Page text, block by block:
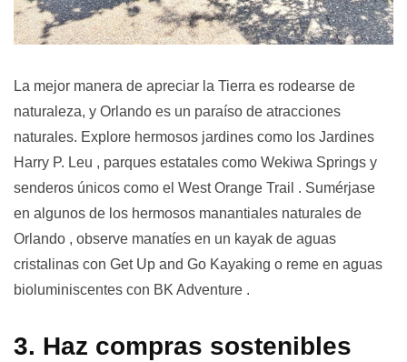
La mejor manera de apreciar la Tierra es rodearse de
naturaleza, y Orlando es un paraíso de atracciones
naturales. Explore hermosos jardines como los Jardines
Harry P. Leu , parques estatales como Wekiwa Springs y
senderos únicos como el West Orange Trail . Sumérjase
en algunos de los hermosos manantiales naturales de
Orlando , observe manatíes en un kayak de aguas
cristalinas con Get Up and Go Kayaking o reme en aguas
bioluminiscentes con BK Adventure .
3. Haz compras sostenibles